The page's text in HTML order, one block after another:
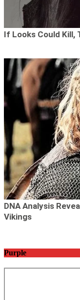
Purple